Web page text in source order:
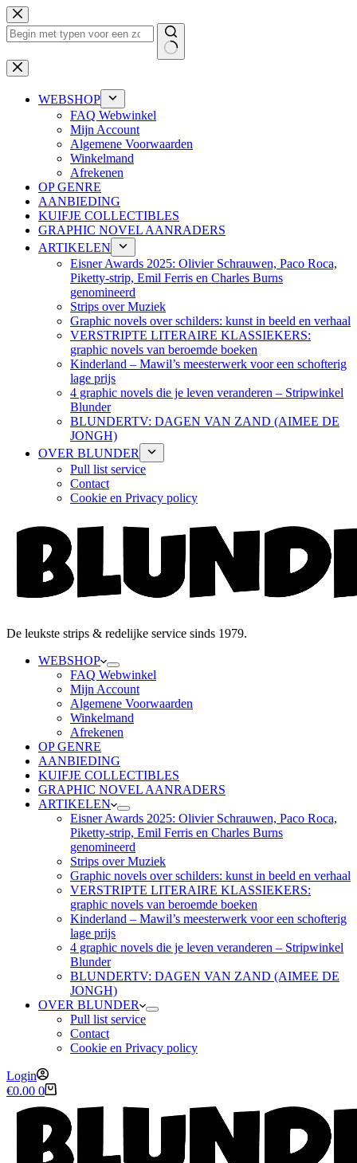
Ga
naar
de
Geen
resultaten
WEBSHOP
FAQ Webwinkel
Mijn Account
Algemene Voorwaarden
Winkelmand
Afrekenen
OP GENRE
AANBIEDING
KUIFJE COLLECTIBLES
GRAPHIC NOVEL AANRADERS
ARTIKELEN
Eisner Awards 2025: Olivier Schrauwen, Paco Roca,
Piketty-strip, Emil Ferris en Charles Burns
genomineerd
Strips over Muziek
Graphic novels over schilders: kunst in beeld en verhaal
VERSTRIPTE LITERAIRE KLASSIEKERS:
graphic novels van beroemde boeken
Kinderland – Mawil’s meesterwerk voor een schofterig
lage prijs
4 graphic novels die je leven veranderen – Stripwinkel
Blunder
BLUNDERTV: DAGEN VAN ZAND (AIMEE DE
JONGH)
OVER BLUNDER
Pull list service
Contact
Cookie en Privacy policy
De leukste strips & redelijke service sinds 1979.
WEBSHOP
FAQ Webwinkel
Mijn Account
Algemene Voorwaarden
Winkelmand
Afrekenen
OP GENRE
AANBIEDING
KUIFJE COLLECTIBLES
GRAPHIC NOVEL AANRADERS
ARTIKELEN
Eisner Awards 2025: Olivier Schrauwen, Paco Roca,
Piketty-strip, Emil Ferris en Charles Burns
genomineerd
Strips over Muziek
Graphic novels over schilders: kunst in beeld en verhaal
VERSTRIPTE LITERAIRE KLASSIEKERS:
graphic novels van beroemde boeken
Kinderland – Mawil’s meesterwerk voor een schofterig
lage prijs
4 graphic novels die je leven veranderen – Stripwinkel
Blunder
BLUNDERTV: DAGEN VAN ZAND (AIMEE DE
JONGH)
OVER BLUNDER
Pull list service
Contact
Cookie en Privacy policy
Login
Winkelwagen
€0.00 0